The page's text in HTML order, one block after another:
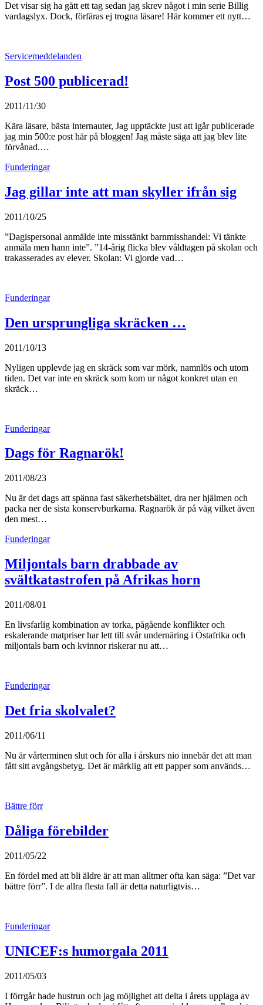
Det visar sig ha gått ett tag sedan jag skrev något i min serie Billig
vardagslyx. Dock, förfäras ej trogna läsare! Här kommer ett nytt…
Servicemeddelanden
Post 500 publicerad!
2011/11/30
Kära läsare, bästa internauter, Jag upptäckte just att igår publicerade
jag min 500:e post här på bloggen! Jag måste säga att jag blev lite
förvånad.…
Funderingar
Jag gillar inte att man skyller ifrån sig
2011/10/25
”Dagispersonal anmälde inte misstänkt barnmisshandel: Vi tänkte
anmäla men hann inte”. ”14-årig flicka blev våldtagen på skolan och
trakasserades av elever. Skolan: Vi gjorde vad…
Funderingar
Den ursprungliga skräcken …
2011/10/13
Nyligen upplevde jag en skräck som var mörk, namnlös och utom
tiden. Det var inte en skräck som kom ur något konkret utan en
skräck…
Funderingar
Dags för Ragnarök!
2011/08/23
Nu är det dags att spänna fast säkerhetsbältet, dra ner hjälmen och
packa ner de sista konservburkarna. Ragnarök är på väg vilket även
den mest…
Funderingar
Miljontals barn drabbade av
svältkatastrofen på Afrikas horn
2011/08/01
En livsfarlig kombination av torka, pågående konflikter och
eskalerande matpriser har lett till svår undernäring i Östafrika och
miljontals barn och kvinnor riskerar nu att…
Funderingar
Det fria skolvalet?
2011/06/11
Nu är vårterminen slut och för alla i årskurs nio innebär det att man
fått sitt avgångsbetyg. Det är märklig att ett papper som används…
Bättre förr
Dåliga förebilder
2011/05/22
En fördel med att bli äldre är att man alltmer ofta kan säga: ”Det var
bättre förr”. I de allra flesta fall är detta naturligtvis…
Funderingar
UNICEF:s humorgala 2011
2011/05/03
I förrgår hade hustrun och jag möjlighet att delta i årets upplaga av